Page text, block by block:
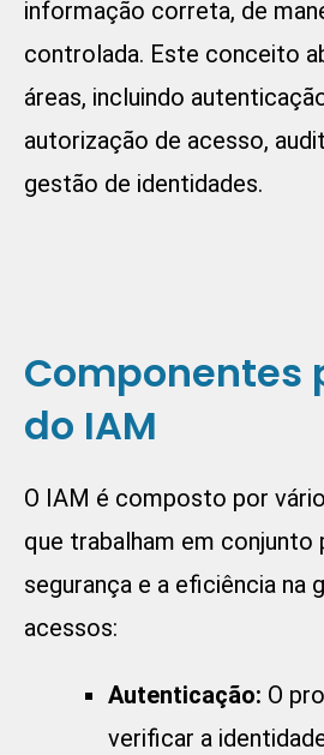
informação correta, de
controlada. Este conceito
áreas, incluindo
autorização de acesso,
gestão de identidades.
Componentes
do IAM
O IAM é composto por
que trabalham em conjunto
segurança e a eficiência na
acessos:
Autenticação: O
verificar a